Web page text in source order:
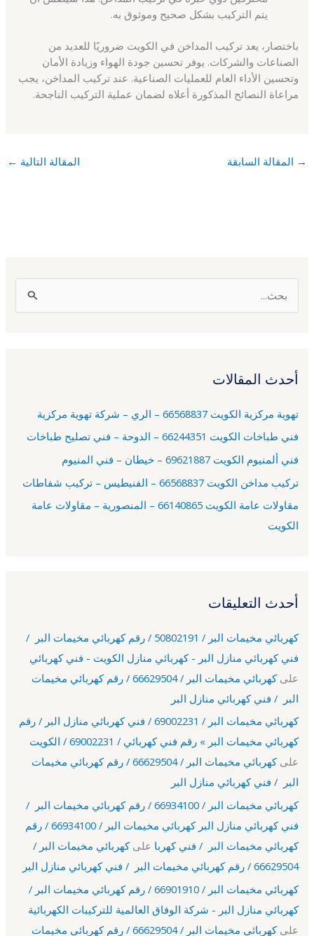
يتم التركيب بشكل صحيح وموثوق به.
باختصار، يعد تركيب المداخن في الكويت ضروريًا للعديد من
الصناعات والشركات. يوفر تحسين جودة الهواء وزيادة الأمان
وتحسين الأداء العام للعمليات الصناعية. عند تركيب المداخن، يجب
مراعاة النصائح المذكورة أعلاه لضمان عملية التركيب الناجحة.
→ المقالة السابقة المقالة التالية ←
ل
ث
ن
:
أحدث المقالات
تهوية مركزية الكويت 66568837 – الري – شركة تهوية مركزية
فني طباخات الكويت 66244351 – الدوحة – فني تصليح طباخات
فني ألمنيوم الكويت 69621887 – خيطان – فني المنيوم
تركيب مداخن الكويت 66568837 – الفنيطيس – تركيب شفاطات
مقاولات عامة الكويت 66140865 – المنصورية – مقاولات عامة
الكويت
أحدث التعليقات
كهربائي مخيمات البر / 50802191 / رقم كهربائي مخيمات البر /
فني كهربائي منازل البر - كهربائي منازل الكويت - فني كهربائي
على
كهربائي مخيمات البر / 66629504 / رقم كهربائي مخيمات
البر / فني كهربائي منازل البر
كهربائي مخيمات البر / 69002231 / فني كهربائي منازل البر / رقم
كهربائي مخيمات البر » رقم فني كهربائي / 69002231 / الكويت
على
كهربائي مخيمات البر / 66629504 / رقم كهربائي مخيمات
البر / فني كهربائي منازل البر
كهربائي مخيمات البر / 66934100 / رقم كهربائي مخيمات البر /
فني كهربائي منازل البر كهربائي مخيمات البر / 66934100 / رقم
كهربائي مخيمات البر / فني كهربا علىكهربائي مخيمات البر /
66629504 / رقم كهربائي مخيمات البر / فني كهربائي منازل البر
كهربائي مخيمات البر / 66901910 / رقم كهربائي مخيمات البر /
كهربائي منازل البر - شركة الوفاق العالمية للتركيبات الكهربائية
على
كهربائي مخيمات البر / 66629504 / رقم كهربائي مخيمات